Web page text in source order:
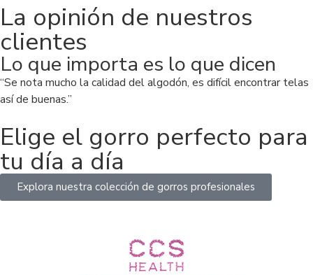
La opinión de nuestros
clientes
Lo que importa es lo que dicen
“Se nota mucho la calidad del algodón, es difícil encontrar telas
así de buenas.”
Elige el gorro perfecto para
tu día a día
Explora nuestra colección de gorros profesionales